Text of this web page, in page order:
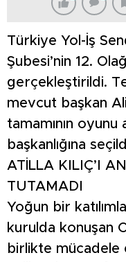
Türkiye Yol-İş
Şubesi’nin 12.
gerçekleştirildi.
mevcut başkan
tamamının
başkanlığına
ATİLLA KILIÇ’I
TUTAMADI
Yoğun bir
kurulda konuşan
birlikte mücadele